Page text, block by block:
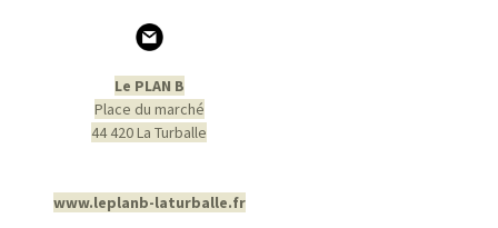
Le PLAN B
Place du marché
44 420 La Turballe
www.leplanb-laturballe.fr